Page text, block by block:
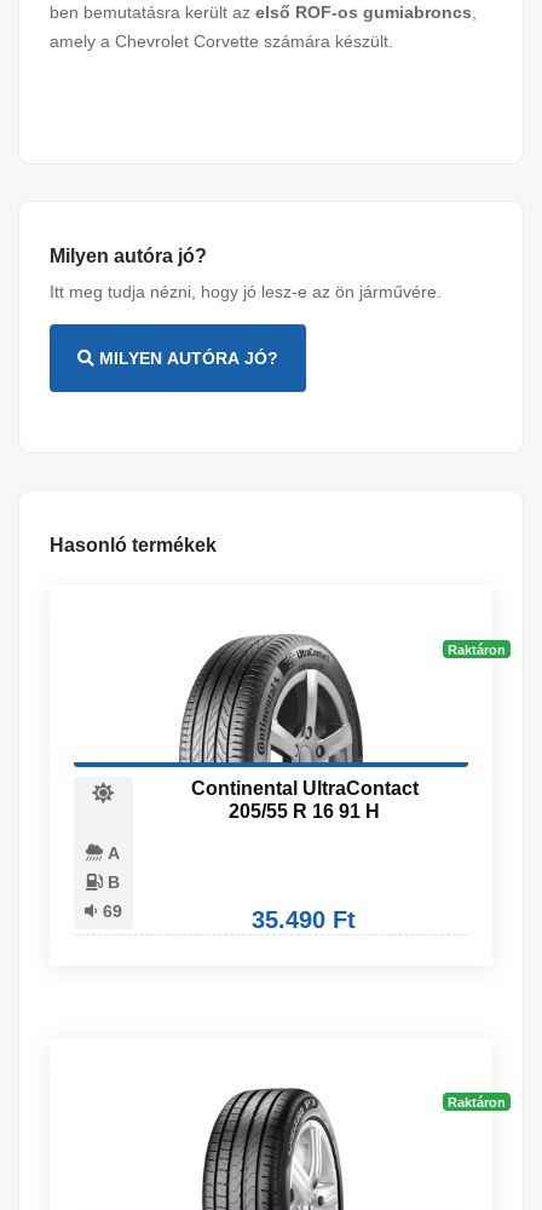
ben bemutatásra került az első ROF-os gumiabroncs
amely a Chevrolet Corvette számára készült.
Milyen autóra jó?
Itt meg tudja nézni, hogy jó lesz-e az ön járművére.
MILYEN AUTÓRA JÓ?
Hasonló termékek
Raktáron
A
B
69
Continental UltraContact
205/55 R 16 91 H
35.490 Ft
Raktáron